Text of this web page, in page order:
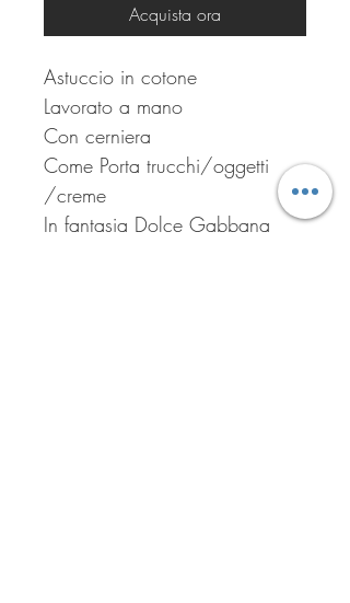
Acquista ora
Astuccio in cotone
Lavorato a mano
Con cerniera
Come Porta trucchi/oggetti
/creme
In fantasia Dolce Gabbana